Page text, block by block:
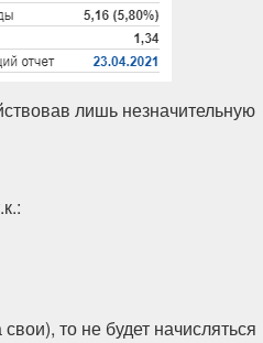
лишь незначительную
то не будет начисляться